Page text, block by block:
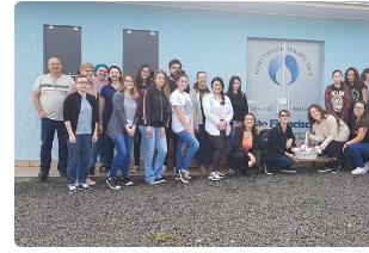
Biblioteca
Editora
Rádio